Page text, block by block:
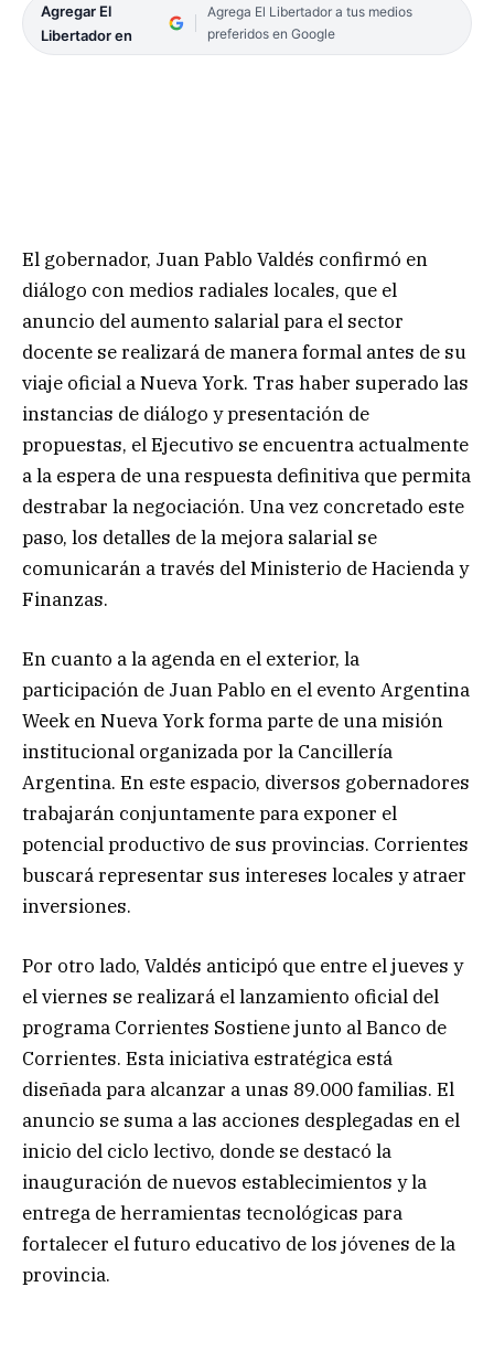
Agregar El
Libertador en
Agrega El Libertador a tus medios
preferidos en Google
El gobernador, Juan Pablo Valdés confirmó en
diálogo con medios radiales locales, que el
anuncio del aumento salarial para el sector
docente se realizará de manera formal antes de su
viaje oficial a Nueva York. Tras haber superado las
instancias de diálogo y presentación de
propuestas, el Ejecutivo se encuentra actualmente
a la espera de una respuesta definitiva que permita
destrabar la negociación. Una vez concretado este
paso, los detalles de la mejora salarial se
comunicarán a través del Ministerio de Hacienda y
Finanzas.
En cuanto a la agenda en el exterior, la
participación de Juan Pablo en el evento Argentina
Week en Nueva York forma parte de una misión
institucional organizada por la Cancillería
Argentina. En este espacio, diversos gobernadores
trabajarán conjuntamente para exponer el
potencial productivo de sus provincias. Corrientes
buscará representar sus intereses locales y atraer
inversiones.
Por otro lado, Valdés anticipó que entre el jueves y
el viernes se realizará el lanzamiento oficial del
programa Corrientes Sostiene junto al Banco de
Corrientes. Esta iniciativa estratégica está
diseñada para alcanzar a unas 89.000 familias. El
anuncio se suma a las acciones desplegadas en el
inicio del ciclo lectivo, donde se destacó la
inauguración de nuevos establecimientos y la
entrega de herramientas tecnológicas para
fortalecer el futuro educativo de los jóvenes de la
provincia.